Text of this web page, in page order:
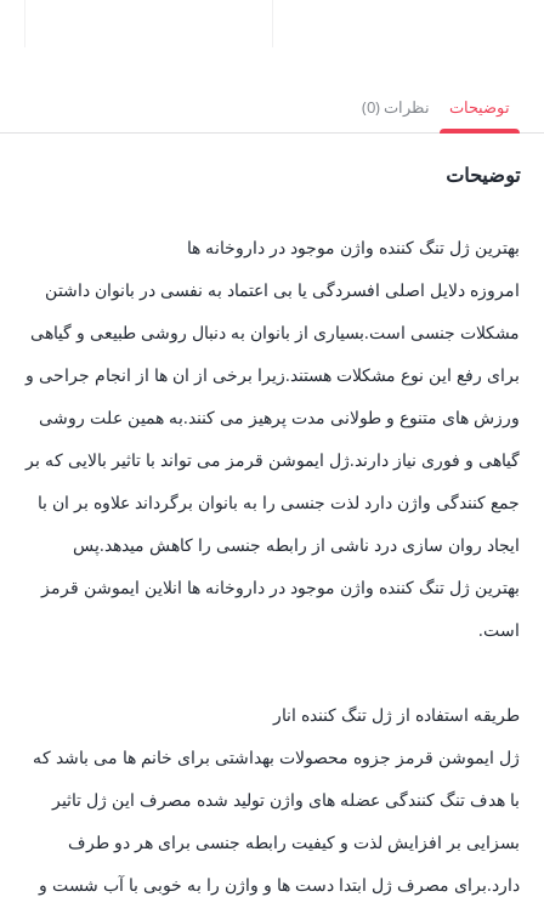
توضیحات نظرات (0)
توضیحات
بهترین ژل تنگ کننده واژن موجود در داروخانه ها
امروزه دلایل اصلی افسردگی یا بی اعتماد به نفسی در بانوان داشتن
مشکلات جنسی است.بسیاری از بانوان به دنبال روشی طبیعی و گیاهی
برای رفع این نوع مشکلات هستند.زیرا برخی از ان ها از انجام جراحی و
ورزش های متنوع و طولانی مدت پرهیز می کنند.به همین علت روشی
گیاهی و فوری نیاز دارند.ژل ایموشن قرمز می تواند با تاثیر بالایی که بر
جمع کنندگی واژن دارد لذت جنسی را به بانوان برگرداند علاوه بر ان با
ایجاد روان سازی درد ناشی از رابطه جنسی را کاهش میدهد.پس
بهترین ژل تنگ کننده واژن موجود در داروخانه ها انلاین ایموشن قرمز
است.
طریقه استفاده از ژل تنگ کننده انار
ژل ایموشن قرمز جزوه محصولات بهداشتی برای خانم ها می باشد که
با هدف تنگ کنندگی عضله های واژن تولید شده مصرف این ژل تاثیر
بسزایی بر افزایش لذت و کیفیت رابطه جنسی برای هر دو طرف
دارد.برای مصرف ژل ابتدا دست ها و واژن را به خوبی با آب شست و